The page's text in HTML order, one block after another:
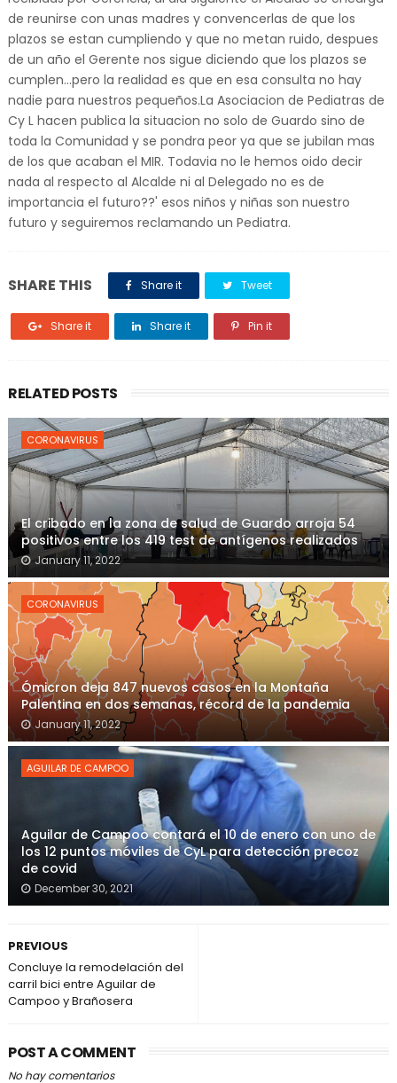
de reunirse con unas madres y convencerlas de que los
plazos se estan cumpliendo y que no metan ruido, despues
de un año el Gerente nos sigue diciendo que los plazos se
cumplen...pero la realidad es que en esa consulta no hay
nadie para nuestros pequeños.La Asociacion de Pediatras de
Cy L hacen publica la situacion no solo de Guardo sino de
toda la Comunidad y se pondra peor ya que se jubilan mas
de los que acaban el MIR. Todavia no le hemos oido decir
nada al respecto al Alcalde ni al Delegado no es de
importancia el futuro??' esos niños y niñas son nuestro
futuro y seguiremos reclamando un Pediatra.
SHARE THIS Share it Tweet
Share it Share it Pin it
RELATED POSTS
CORONAVIRUS
El cribado en la zona de salud de Guardo arroja 54
positivos entre los 419 test de antígenos realizados
January 11, 2022
CORONAVIRUS
Ómicron deja 847 nuevos casos en la Montaña
Palentina en dos semanas, récord de la pandemia
January 11, 2022
AGUILAR DE CAMPOO
Aguilar de Campoo contará el 10 de enero con uno de
los 12 puntos móviles de CyL para detección precoz
de covid
December 30, 2021
PREVIOUS
Concluye la remodelación del
carril bici entre Aguilar de
Campoo y Brañosera
POST A COMMENT
No hay comentarios